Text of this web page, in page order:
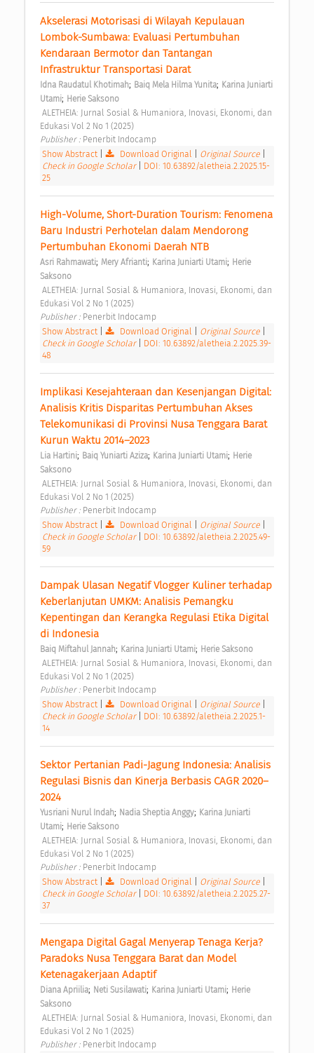
Akselerasi Motorisasi di Wilayah Kepulauan
Lombok-Sumbawa: Evaluasi Pertumbuhan
Kendaraan Bermotor dan Tantangan
Infrastruktur Transportasi Darat
Idna Raudatul Khotimah; Baiq Mela Hilma Yunita; Karina Juniarti
Utami; Herie Saksono
Edukasi Vol 2 No 1 (2025)
Publisher : Penerbit Indocamp
Show Abstract| Download Original Original Source
Check in Google Scholar
DOI: 10.63892/aletheia.2.2025.15-
25
High-Volume, Short-Duration Tourism: Fenomena
Baru Industri Perhotelan dalam Mendorong
Pertumbuhan Ekonomi Daerah NTB
Asri Rahmawati; Mery Afrianti; Karina Juniarti Utami; Herie
Saksono
Edukasi Vol 2 No 1 (2025)
Publisher : Penerbit Indocamp
Show Abstract| Download Original Original Source
Check in Google Scholar
DOI: 10.63892/aletheia.2.2025.39-
48
Implikasi Kesejahteraan dan Kesenjangan Digital:
Analisis Kritis Disparitas Pertumbuhan Akses
Telekomunikasi di Provinsi Nusa Tenggara Barat
Kurun Waktu 2014–2023
Lia Hartini; Baiq Yuniarti Aziza; Karina Juniarti Utami; Herie
Saksono
Edukasi Vol 2 No 1 (2025)
Publisher : Penerbit Indocamp
Show Abstract| Download Original Original Source
Check in Google Scholar
DOI: 10.63892/aletheia.2.2025.49-
59
Dampak Ulasan Negatif Vlogger Kuliner terhadap
Keberlanjutan UMKM: Analisis Pemangku
Kepentingan dan Kerangka Regulasi Etika Digital
di Indonesia
Baiq Miftahul Jannah; Karina Juniarti Utami; Herie Saksono
Edukasi Vol 2 No 1 (2025)
Publisher : Penerbit Indocamp
Show Abstract| Download Original Original Source
Check in Google Scholar
DOI: 10.63892/aletheia.2.2025.1-
14
Sektor Pertanian Padi-Jagung Indonesia: Analisis
Regulasi Bisnis dan Kinerja Berbasis CAGR 2020–
2024
Yusriani Nurul Indah; Nadia Sheptia Anggy; Karina Juniarti
Utami; Herie Saksono
Edukasi Vol 2 No 1 (2025)
Publisher : Penerbit Indocamp
Show Abstract| Download Original Original Source
Check in Google Scholar
DOI: 10.63892/aletheia.2.2025.27-
37
Mengapa Digital Gagal Menyerap Tenaga Kerja?
Paradoks Nusa Tenggara Barat dan Model
Ketenagakerjaan Adaptif
Diana Apriilia; Neti Susilawati; Karina Juniarti Utami; Herie
Saksono
Edukasi Vol 2 No 1 (2025)
Publisher : Penerbit Indocamp